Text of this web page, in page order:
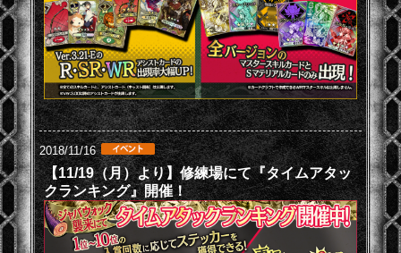
2018/11/16
【11/19（月）より】修練場にて『タイムアタッ
クランキング』開催！